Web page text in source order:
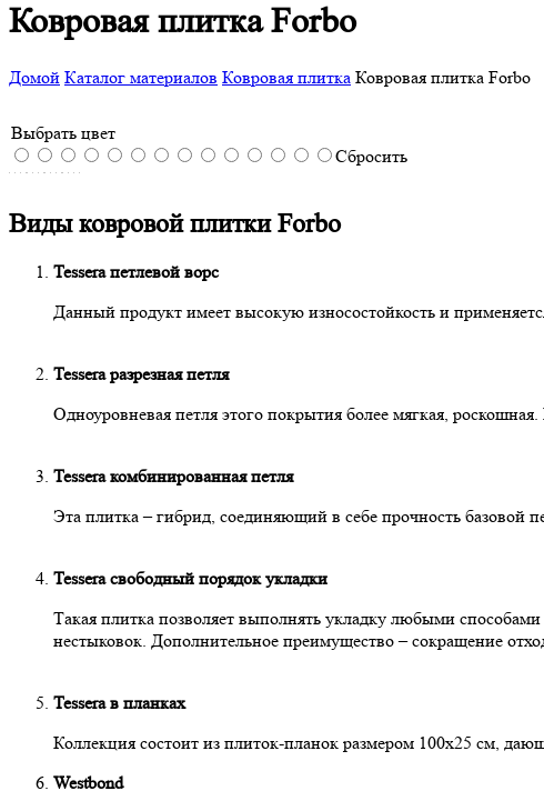
Ковровая плитка Forbo
Домой Каталог материалов Ковровая плитка Ковровая плитка Forbo
Выбрать цвет
Сбросить
Tessera
Производитель:Forbo
Tessera
Производитель:Forbo
Tessera Basis
Производитель:Forbo
Tessera
Производитель:Forbo
Tessera
Производитель:Forbo
Tessera
Производитель:Forbo
Tessera Create
Производитель:Forbo
Tessera
Производитель:Forbo
Tessera
Производитель:Forbo
Tessera
Производитель:Forbo
Tessera Inline
Заказать
Tessera
Outline
Заказать
Tessera
Outline в
планках
Заказать
Tessera
Производитель:Forbo
Tessera
Производитель:Forbo
Tessera
linear
Заказать
Виды ковровой плитки Forbo
Tessera петлевой ворс
Данный продукт имеет высокую износостойкость и
Tessera разрезная петля
Одноуровневая петля этого покрытия более мягкая,
Tessera комбинированная петля
Эта плитка – гибрид, соединяющий в себе прочность базовой
Tessera свободный порядок укладки
Такая плитка позволяет выполнять укладку любыми
нестыковок. Дополнительное преимущество – сокращение
Tessera в планках
Коллекция состоит из плиток-планок размером 100х25 см,
Westbond